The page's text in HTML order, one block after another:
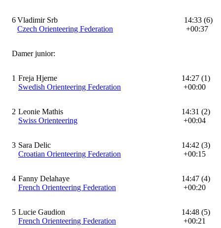
6Vladimir Srb
Czech Orienteering Federation
14:33 (6)
+00:37
Damer junior:
1 Freja Hjerne
Swedish Orienteering Federation
14:27 (1)
+00:00
2 Leonie Mathis
Swiss Orienteering
14:31 (2)
+00:04
3 Sara Delic
Croatian Orienteering Federation
14:42 (3)
+00:15
4 Fanny Delahaye
French Orienteering Federation
14:47 (4)
+00:20
5 Lucie Gaudion
French Orienteering Federation
14:48 (5)
+00:21